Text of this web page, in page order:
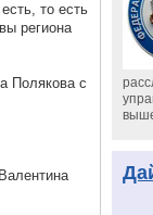
то есть
региона
Полякова с